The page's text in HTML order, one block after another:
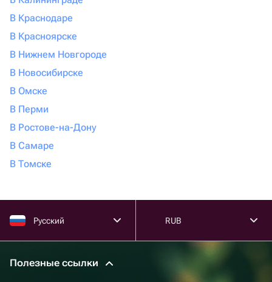
В Краснодаре
В Красноярске
В Нижнем Новгороде
В Новосибирске
В Омске
В Перми
В Ростове-на-Дону
В Самаре
В Томске
Русский RUB
Полезные ссылки